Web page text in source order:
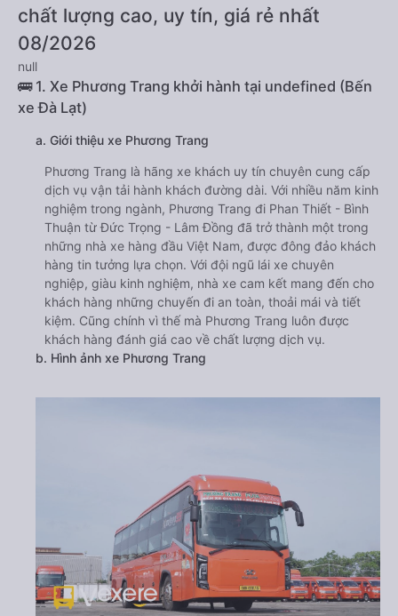
chất lượng cao, uy tín, giá rẻ nhất
08/2026
null
🚌 1. Xe Phương Trang khởi hành tại undefined (Bến
xe Đà Lạt)
a. Giới thiệu xe Phương Trang
Phương Trang là hãng xe khách uy tín chuyên cung cấp
dịch vụ vận tải hành khách đường dài. Với nhiều năm kinh
nghiệm trong ngành, Phương Trang đi Phan Thiết - Bình
Thuận từ Đức Trọng - Lâm Đồng đã trở thành một trong
những nhà xe hàng đầu Việt Nam, được đông đảo khách
hàng tin tưởng lựa chọn. Với đội ngũ lái xe chuyên
nghiệp, giàu kinh nghiệm, nhà xe cam kết mang đến cho
khách hàng những chuyến đi an toàn, thoải mái và tiết
kiệm. Cũng chính vì thế mà Phương Trang luôn được
khách hàng đánh giá cao về chất lượng dịch vụ.
b. Hình ảnh xe Phương Trang